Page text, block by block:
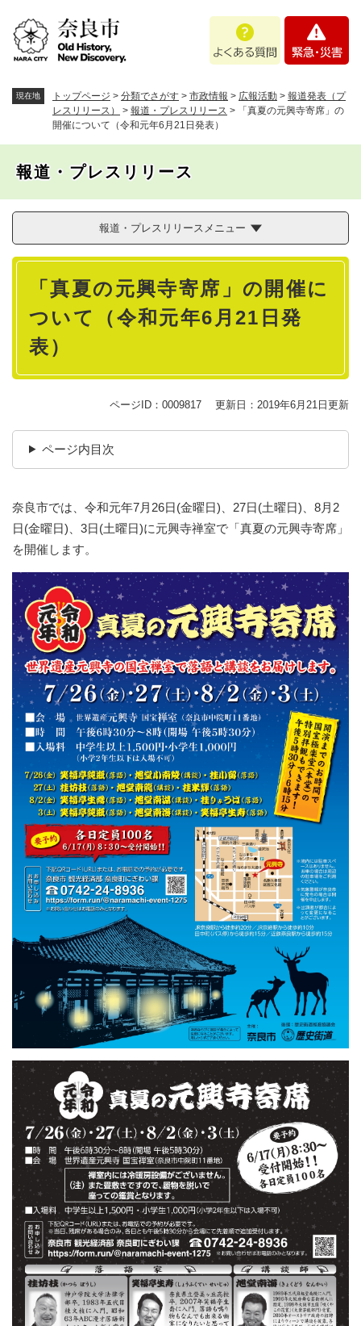
。
あ
問
・
現在地 トップページ > 分類でさがす > 市政情報 > 広報活動 > 報道発表（プ
レスリリース）
> 報道・プレスリリース >
「真夏の元興寺寄席」の
開催について（令和元年6月21日発表）
報道・プレスリリース
報道・プレスリリースメニュー
本
「真夏の元興寺寄席」の開催に
ついて（令和元年6月21日発
表）
ページID：0009817 更新日：2019年6月21日更新
ページ内目次
奈良市では、令和元年7月26日(金曜日)、27日(土曜日)、8月2
日(金曜日)、3日(土曜日)に元興寺禅室で「真夏の元興寺寄席」
を開催します。